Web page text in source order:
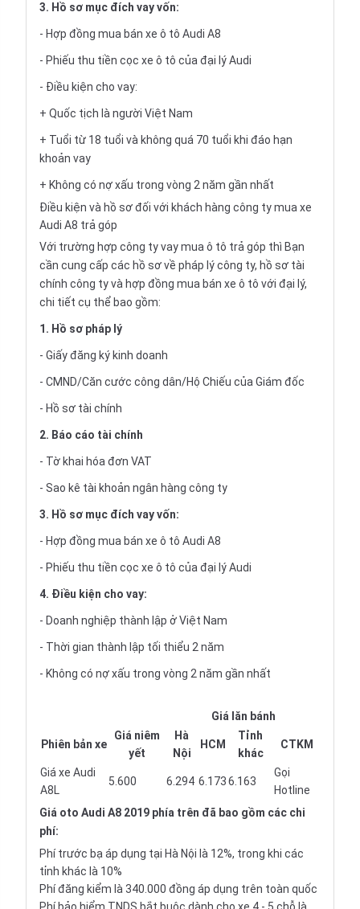
3. Hồ sơ mục đích vay vốn:
- Hợp đồng mua bán xe ô tô Audi A8
- Phiếu thu tiền cọc xe ô tô của đại lý Audi
- Điều kiện cho vay:
+ Quốc tịch là người Việt Nam
+ Tuổi từ 18 tuổi và không quá 70 tuổi khi đáo hạn
khoản vay
+ Không có nợ xấu trong vòng 2 năm gần nhất
Điều kiện và hồ sơ đối với khách hàng công ty mua xe
Audi A8 trả góp
Với trường hợp công ty vaymua ô tô trả góp thì Bạn
cần cung cấp các hồ sơ về pháp lý công ty, hồ sơ tài
chính công ty và hợp đồng mua bán xe ô tô với đại lý,
chi tiết cụ thể bao gồm:
1. Hồ sơ pháp lý
- Giấy đăng ký kinh doanh
- CMND/Căn cước công dân/Hộ Chiếu của Giám đốc
- Hồ sơ tài chính
2. Báo cáo tài chính
- Tờ khai hóa đơn VAT
- Sao kê tài khoản ngân hàng công ty
3. Hồ sơ mục đích vay vốn:
- Hợp đồng mua bán xe ô tô Audi A8
- Phiếu thu tiền cọc xe ô tô của đại lý Audi
4. Điều kiện cho vay:
- Doanh nghiệp thành lập ở Việt Nam
- Thời gian thành lập tối thiểu 2 năm
- Không có nợ xấu trong vòng 2 năm gần nhất
Giá lăn bánh
Phiên bản xe
Giá niêm
yết
Hà
Nội
HCM
Tỉnh
khác
CTKM
Giá xe Audi
A8L
5.600 6.294 6.1736.163
Gọi
Hotline
Giá oto Audi A8 2019 phía trên đã bao gồm các chi
phí:
Phí trước bạ áp dụng tại Hà Nội là 12%, trong khi các
tỉnh khác là 10%
Phí đăng kiểm là 340.000 đồng áp dụng trên toàn quốc